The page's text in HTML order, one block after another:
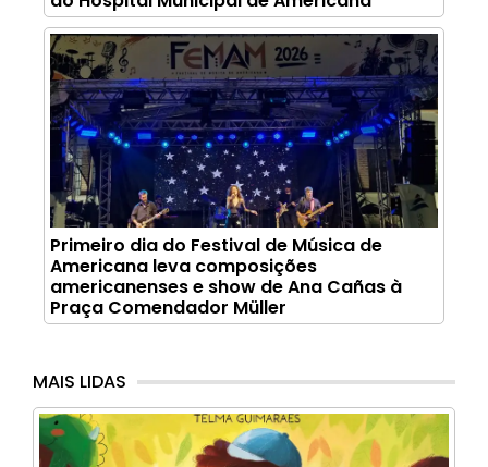
Primeiro dia do Festival de Música de
Americana leva composições
americanenses e show de Ana Cañas à
Praça Comendador Müller
MAIS LIDAS